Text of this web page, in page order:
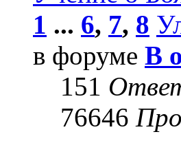
1 ... 6, 7, 8
в форуме В
151
76646